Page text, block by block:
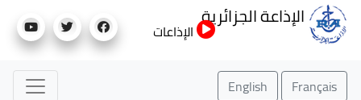
إلى
الإذاعة الجزائرية
الإذاعات
Français
English